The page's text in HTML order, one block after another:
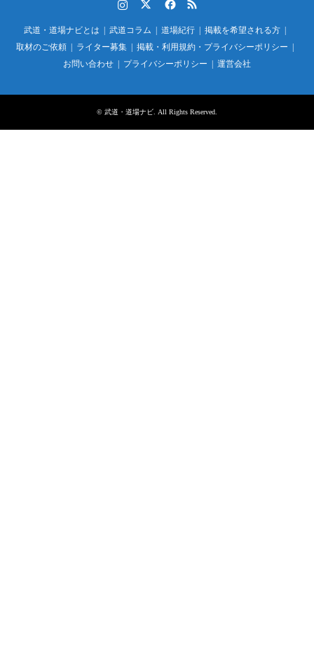
RSS
武道・道場ナビとは 武道コラム 道場紀行
掲載を希望される方
取材のご依頼
ライター募集
掲載・利用規約・プライバシーポリシー
お問い合わせ
プライバシーポリシー 運営会社
© 武道・道場ナビ. All Rights Reserved.